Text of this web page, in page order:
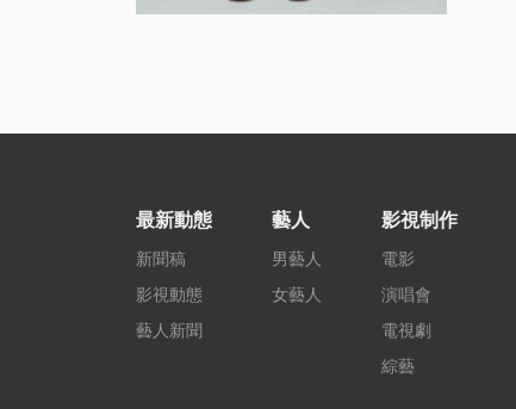
最新動態
新聞稿
影視動態
藝人新聞
藝人
男藝人
女藝人
影視制作
電影
演唱會
電視劇
綜藝